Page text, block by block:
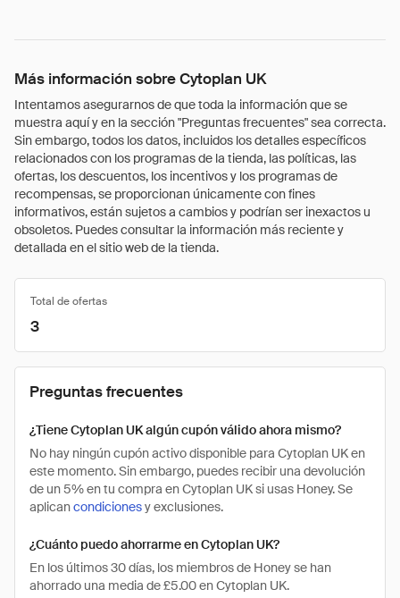
Más información sobre Cytoplan UK
Intentamos asegurarnos de que toda la información que se
muestra aquí y en la sección "Preguntas frecuentes" sea correcta.
Sin embargo, todos los datos, incluidos los detalles específicos
relacionados con los programas de la tienda, las políticas, las
ofertas, los descuentos, los incentivos y los programas de
recompensas, se proporcionan únicamente con fines
informativos, están sujetos a cambios y podrían ser inexactos u
obsoletos. Puedes consultar la información más reciente y
detallada en el sitio web de la tienda.
Total de ofertas
3
Preguntas frecuentes
¿Tiene Cytoplan UK algún cupón válido ahora mismo?
No hay ningún cupón activo disponible para Cytoplan UK en
este momento. Sin embargo, puedes recibir una devolución
de un 5% en tu compra en Cytoplan UK si usas Honey. Se
aplicancondicionesy exclusiones.
¿Cuánto puedo ahorrarme en Cytoplan UK?
En los últimos 30 días, los miembros de Honey se han
ahorrado una media de £5.00 en Cytoplan UK.